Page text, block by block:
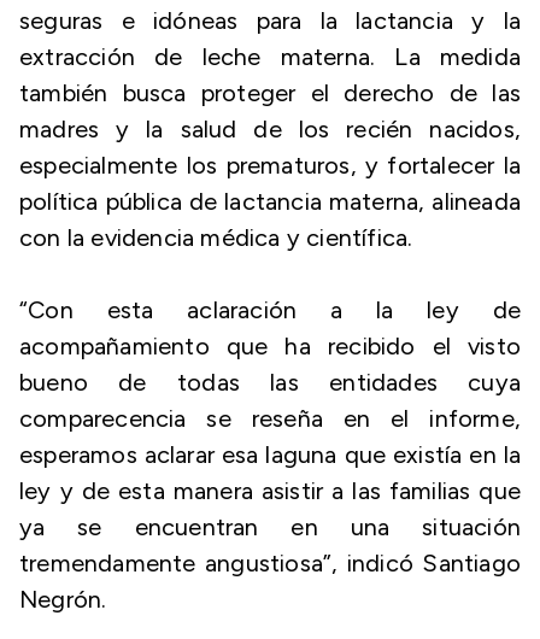
seguras e idóneas para la lactancia y la
extracción de leche materna. La medida
también busca proteger el derecho de las
madres y la salud de los recién nacidos,
especialmente los prematuros, y fortalecer la
política pública de lactancia materna, alineada
con la evidencia médica y científica.
“Con esta aclaración a la ley de
acompañamiento que ha recibido el visto
bueno de todas las entidades cuya
comparecencia se reseña en el informe,
esperamos aclarar esa laguna que existía en la
ley y de esta manera asistir a las familias que
ya se encuentran en una situación
tremendamente angustiosa”, indicó Santiago
Negrón.